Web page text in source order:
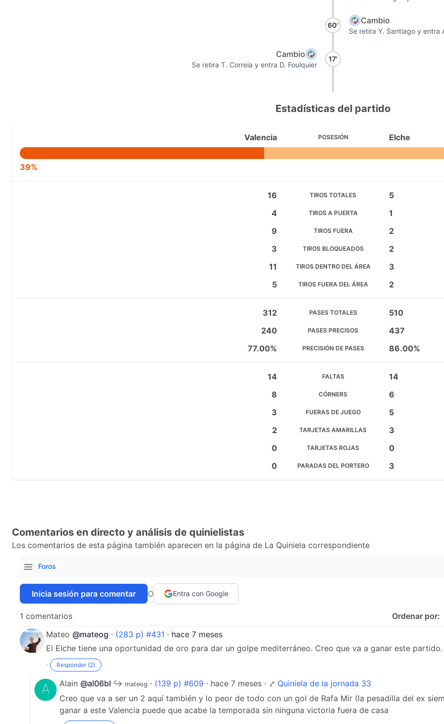
60' Cambio
Se retira Y. Santiago y entra
Cambio
Se retira T. Correia y entra D. Foulquier
17'
Estadísticas del partido
Valencia POSESIÓN Elche
39%
16 TIROS TOTALES
5
4
TIROS A PUERTA
1
9
TIROS FUERA
2
3
TIROS BLOQUEADOS
2
11
TIROS DENTRO DEL ÁREA
3
5
TIROS FUERA DEL ÁREA 2
312 PASES TOTALES
510
240
PASES PRECISOS
437
77.00%
PRECISIÓN DE PASES 86.00%
14 FALTAS
14
8
CÓRNERS
6
3
FUERAS DE JUEGO
5
2
TARJETAS AMARILLAS
3
0
TARJETAS ROJAS
0
0
PARADAS DEL PORTERO 3
Comentarios en directo y análisis de quinielistas
Los comentarios de esta página también aparecen en la página de La Quiniela correspondiente
Foros
Inicia sesión para comentar O Entra con Google
1 comentarios
Ordenar por:
Mateo @mateog · (283 p) #431 · hace 7 meses
El Elche tiene una oportunidad de oro para dar un golpe mediterráneo. Creo que va a ganar este partido.
· Responder (2)
Alain @al06bl ↪ mateog · (139 p) #609 · hace 7 meses · ⤤ Quiniela de la jornada 33
Creo que va a ser un 2 aquí también y lo peor de todo con un gol de Rafa Mir (la pesadilla del ex
ganar a este Valencia puede que acabe la temporada sin ninguna victoria fuera de casa